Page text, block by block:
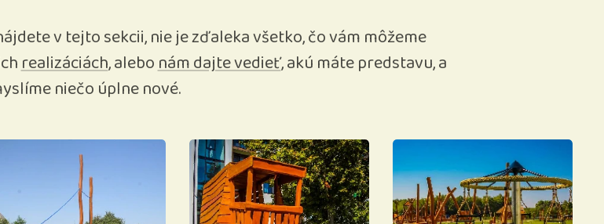
v tejto sekcii, nie je zďaleka všetko, čo vám môžeme
realizáciách, alebonám dajte vedieť, akú máte predstavu, a
niečo úplne nové.